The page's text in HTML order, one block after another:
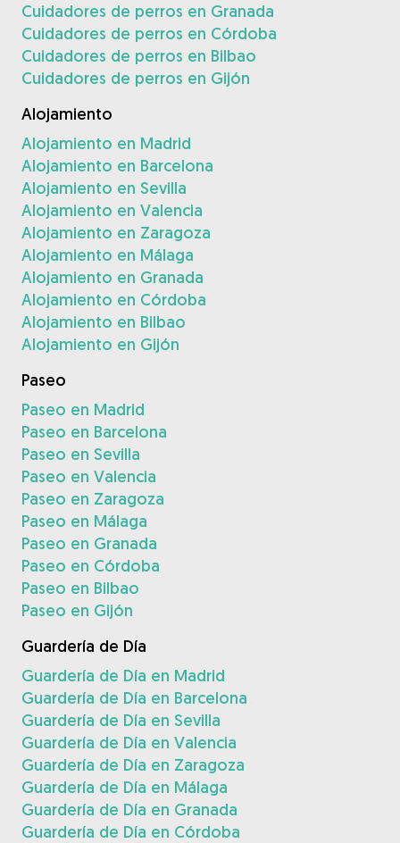
Cuidadores de perros en Granada
Cuidadores de perros en Córdoba
Cuidadores de perros en Bilbao
Cuidadores de perros en Gijón
Alojamiento
Alojamiento en Madrid
Alojamiento en Barcelona
Alojamiento en Sevilla
Alojamiento en Valencia
Alojamiento en Zaragoza
Alojamiento en Málaga
Alojamiento en Granada
Alojamiento en Córdoba
Alojamiento en Bilbao
Alojamiento en Gijón
Paseo
Paseo en Madrid
Paseo en Barcelona
Paseo en Sevilla
Paseo en Valencia
Paseo en Zaragoza
Paseo en Málaga
Paseo en Granada
Paseo en Córdoba
Paseo en Bilbao
Paseo en Gijón
Guardería de Día
Guardería de Día en Madrid
Guardería de Día en Barcelona
Guardería de Día en Sevilla
Guardería de Día en Valencia
Guardería de Día en Zaragoza
Guardería de Día en Málaga
Guardería de Día en Granada
Guardería de Día en Córdoba